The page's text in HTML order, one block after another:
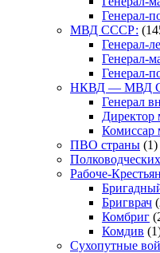
Генерал-
МВД СССР:
Генерал-
Генерал-
Генерал-
НКВД — МВД
Генерал
Директор
Комиссар
ПВО страны (1)
Рабоче-
Бригврач
Комбриг
Комдив
Сухопутные